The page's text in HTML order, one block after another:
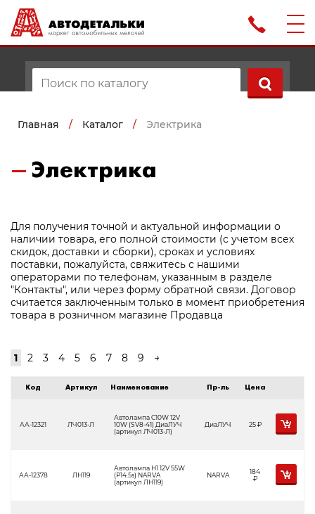
Главная / Каталог / Электрика
Электрика
Для получения точной и актуальной информации о
наличии товара, его полной стоимости (с учетом всех
скидок, доставки и сборки), сроках и условиях
поставки, пожалуйста, свяжитесь с нашими
операторами по телефонам, указанным в разделе
"Контакты", или через форму обратной связи. Договор
считается заключенным только в момент приобретения
товара в розничном магазине Продавца
1 2 3 4 5 6 7 8 9 →
Код Артикул Наименование Пр-ль Цена
АА-12321 ЛЧ013-Л
Автолампа C10W 12V
10W (SV8-41) ДиаЛУЧ
(артикул ЛЧ013-Л)
ДиаЛУЧ 25Р
АА-12378 ЛН119
Автолампа H1 12V 55W
(P14.5s) NARVA
(артикул ЛН119)
NARVA
184
Р